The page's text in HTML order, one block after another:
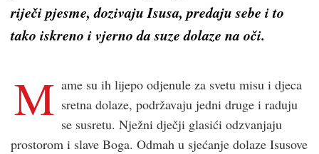
riječi pjesme, dozivaju Isusa, predaju sebe i to
tako iskreno i vjerno da suze dolaze na oči.
M ame su ih lijepo odjenule za svetu misu i djeca
sretna dolaze, podržavaju jedni druge i raduju
se susretu. Nježni dječji glasići odzvanjaju
prostorom i slave Boga. Odmah u sjećanje dolaze Isusove